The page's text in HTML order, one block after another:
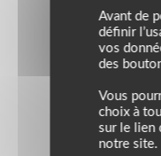
Avant de
définir
vos
des
Vous
choix à
sur le lien
notre site.